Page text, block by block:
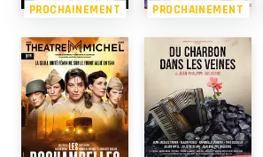
PROCHAINEMENT PROCHAINEMENT